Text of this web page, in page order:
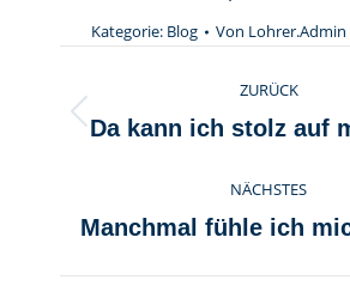
Kategorie: Blog Von Lohrer.Admin
ZURÜCK
Da kann ich stolz auf
NÄCHSTES
Nächster
Manchmal fühle ich